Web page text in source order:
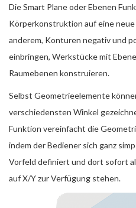
Die Smart Plane oder Ebenen
Körperkonstruktion auf eine
anderem, Konturen negativ und
einbringen, Werkstücke mit
Raumebenen konstruieren.
Selbst Geometrieelemente
verschiedensten Winkel
Funktion vereinfacht die
indem der Bediener sich ganz
Vorfeld definiert und dort sofort
auf X/Y zur Verfügung stehen.